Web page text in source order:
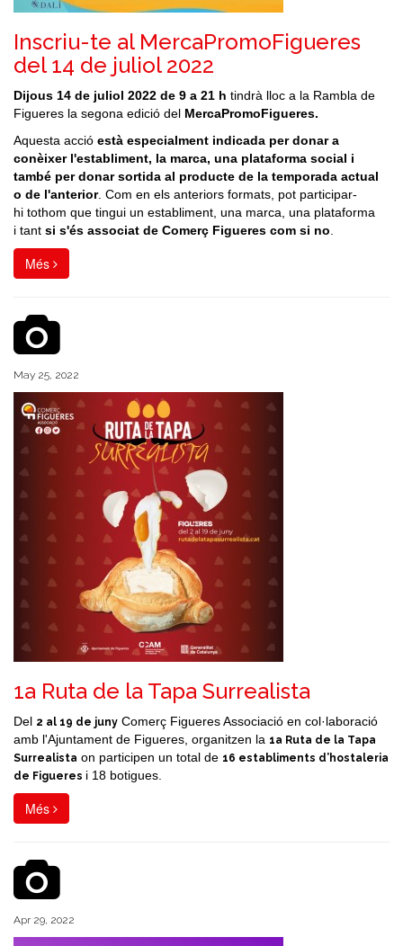
Inscriu-te al MercaPromoFigueres
del 14 de juliol 2022
Dijous 14 de juliol 2022 de 9 a 21 h tindrà lloc a la Rambla de
Figueres la segona edició del MercaPromoFigueres.
Aquesta acció està especialment indicada per donar a
conèixer l'establiment, la marca, una plataforma social i
també per donar sortida al producte de la temporada actual
o de l'anterior. Com en els anteriors formats, pot participar-
hi tothom que tingui un establiment, una marca, una plataforma
i tant si s'és associat de Comerç Figueres com si no
Més
May 25, 2022
1a Ruta de la Tapa Surrealista
Del 2 al 19 de juny Comerç Figueres Associació en col·laboració
amb l'Ajuntament de Figueres, organitzen la 1a Ruta de la Tapa
Surrealista on participen un total de 16 establiments d’hostaleria
de Figueres i 18 botigues.
Més
Apr 29, 2022